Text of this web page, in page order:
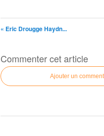
« Eric Drougge Haydn...
Commenter cet article
Ajouter un